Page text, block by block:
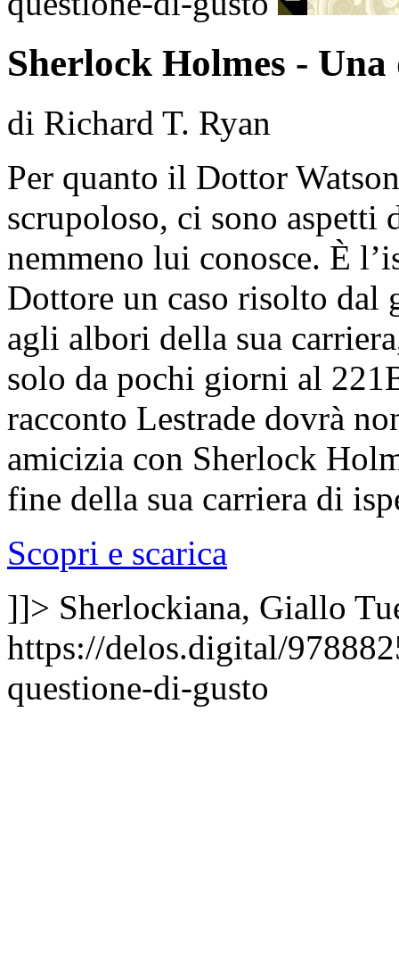
Sherlock Holmes -
di Richard T. Ryan
Per quanto il Dottor
scrupoloso, ci sono aspetti
nemmeno lui conosce. È
Dottore un caso risolto dal
agli albori della sua
solo da pochi giorni al
racconto Lestrade dovrà
amicizia con Sherlock
fine della sua carriera di
Scopri e scarica
]]> Sherlockiana, Giallo
https://delos.digital/
questione-di-gusto